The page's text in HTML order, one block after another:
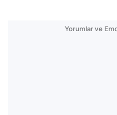
Yorumlar ve